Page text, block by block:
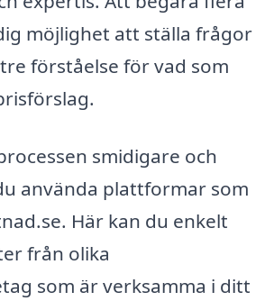
möjlighet att ställa frågor
förståelse för vad som
smidigare och
använda plattformar som
Här kan du enkelt
från olika
som är verksamma i ditt